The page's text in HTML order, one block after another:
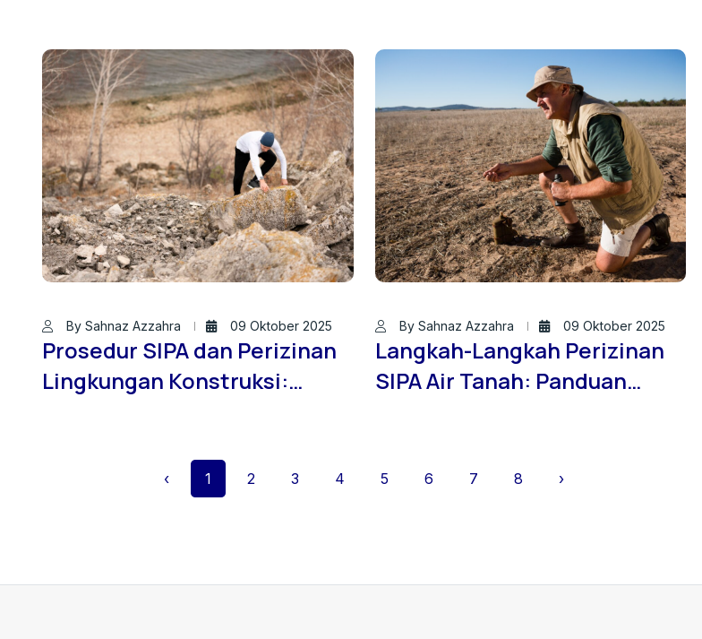
ID – Brand dari PT. Brantas
Konsultan Indonesia
Terpercaya Bersama Jasa
Sondir Tanah ID
By Sahnaz Azzahra 09 Oktober 2025
Prosedur SIPA dan Perizinan
Lingkungan Konstruksi:
By Sahnaz Azzahra 09 Oktober 2025
Langkah-Langkah Perizinan
SIPA Air Tanah: Panduan
PT. Brantas Konsultan
‹ 1 2 3 4 5 6 7 8 ›